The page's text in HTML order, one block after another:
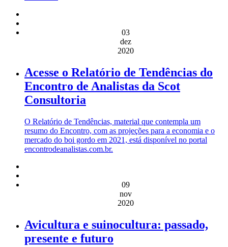
03
dez
2020
Acesse o Relatório de Tendências do
Encontro de Analistas da Scot
Consultoria
O Relatório de Tendências, material que contempla um
resumo do Encontro, com as projeções para a economia e o
mercado do boi gordo em 2021, está disponível no portal
encontrodeanalistas.com.br.
09
nov
2020
Avicultura e suinocultura: passado,
presente e futuro